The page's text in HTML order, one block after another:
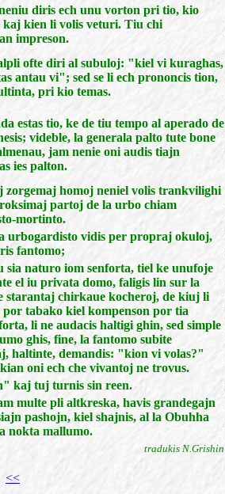
diris ech unu vorton pri tio, kio
kaj kien li volis veturi. Tiu chi
impreson.
ofte diri al subuloj: "kiel vi kuraghas,
antau vi"; sed se li ech prononcis tion,
pri kio temas.
estas tio, ke de tiu tempo al aperado de
videble, la generala palto tute bone
jam nenie oni audis tiajn
ies palton.
zorgemaj homoj neniel volis trankvilighi
partoj de la urbo chiam
mortinto.
urbogardisto vidis per propraj okuloj,
fantomo;
sia naturo iom senforta, tiel ke unufoje
el iu privata domo, faligis lin sur la
starantaj chirkaue kocheroj, de kiuj li
por tabako kiel kompenson por tia
li ne audacis haltigi ghin, sed simple
ghis, fine, la fantomo subite
haltinte, demandis: "kion vi volas?"
oni ech che vivantoj ne trovus.
kaj tuj turnis sin reen.
multe pli altkreska, havis grandegajn
pashojn, kiel shajnis, al la Obuhha
nokta mallumo.
tradukis N.Grishin
<<